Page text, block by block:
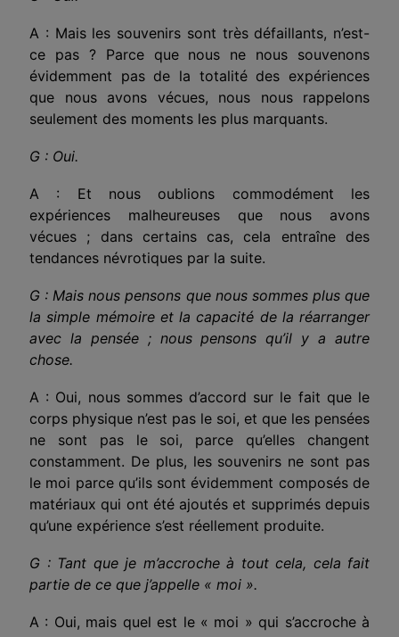
A : Mais les souvenirs sont très défaillants, n’est-
ce pas ? Parce que nous ne nous souvenons
évidemment pas de la totalité des expériences
que nous avons vécues, nous nous rappelons
seulement des moments les plus marquants.
G : Oui.
A : Et nous oublions commodément les
expériences malheureuses que nous avons
vécues ; dans certains cas, cela entraîne des
tendances névrotiques par la suite.
G : Mais nous pensons que nous sommes plus que
la simple mémoire et la capacité de la réarranger
avec la pensée ; nous pensons qu’il y a autre
chose.
A : Oui, nous sommes d’accord sur le fait que le
corps physique n’est pas le soi, et que les pensées
ne sont pas le soi, parce qu’elles changent
constamment. De plus, les souvenirs ne sont pas
le moi parce qu’ils sont évidemment composés de
matériaux qui ont été ajoutés et supprimés depuis
qu’une expérience s’est réellement produite.
G : Tant que je m’accroche à tout cela, cela fait
partie de ce que j’appelle « moi ».
A : Oui, mais quel est le « moi » qui s’accroche à